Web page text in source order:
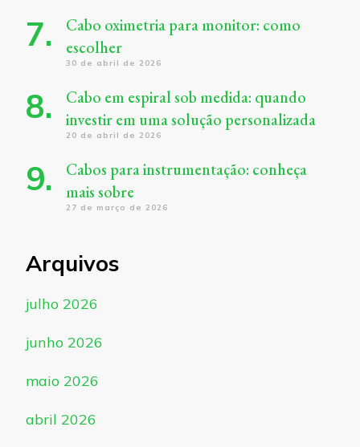
Cabo oximetria para monitor: como
escolher
30 de abril de 2026
Cabo em espiral sob medida: quando
investir em uma solução personalizada
20 de abril de 2026
Cabos para instrumentação: conheça
mais sobre
27 de março de 2026
Arquivos
julho 2026
junho 2026
maio 2026
abril 2026